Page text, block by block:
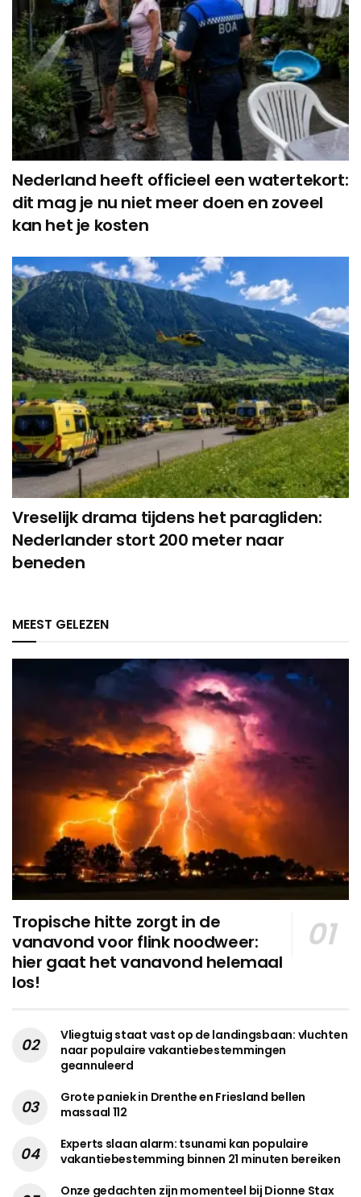
Nederland heeft officieel een watertekort:
dit mag je nu niet meer doen en zoveel
kan het je kosten
Vreselijk drama tijdens het paragliden:
Nederlander stort 200 meter naar
beneden
MEEST GELEZEN
Tropische hitte zorgt in de
vanavond voor flink noodweer:
hier gaat het vanavond helemaal
los!
Vliegtuig staat vast op de landingsbaan: vluchten
naar populaire vakantiebestemmingen
geannuleerd
Grote paniek in Drenthe en Friesland bellen
massaal 112
Experts slaan alarm: tsunami kan populaire
vakantiebestemming binnen 21 minuten bereiken
Onze gedachten zijn momenteel bij Dionne Stax